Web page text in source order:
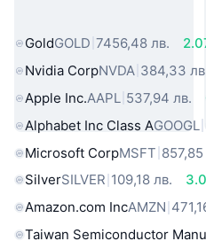
GoldGOLD 7456,48 лв.
Nvidia CorpNVDA 384,33
Apple Inc.AAPL 537,94 лв.
Alphabet Inc Class AGOOGL
Microsoft CorpMSFT 857,85
SilverSILVER 109,18 лв.
Amazon.com IncAMZN
Taiwan Semiconductor